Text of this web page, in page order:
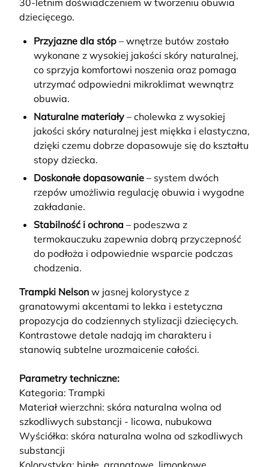
30-letnim doświadczeniem w tworzeniu obuwia
dziecięcego.
Przyjazne dla stóp – wnętrze butów zostało
wykonane z wysokiej jakości skóry naturalnej,
co sprzyja komfortowi noszenia oraz pomaga
utrzymać odpowiedni mikroklimat wewnątrz
obuwia.
Naturalne materiały – cholewka z wysokiej
jakości skóry naturalnej jest miękka i elastyczna,
dzięki czemu dobrze dopasowuje się do kształtu
stopy dziecka.
Doskonałe dopasowanie – system dwóch
rzepów umożliwia regulację obuwia i wygodne
zakładanie.
Stabilność i ochrona – podeszwa z
termokauczuku zapewnia dobrą przyczepność
do podłoża i odpowiednie wsparcie podczas
chodzenia.
Trampki Nelson w jasnej kolorystyce z
granatowymi akcentami to lekka i estetyczna
propozycja do codziennych stylizacji dziecięcych.
Kontrastowe detale nadają im charakteru i
stanowią subtelne urozmaicenie całości.
Parametry techniczne:
Kategoria: Trampki
Materiał wierzchni: skóra naturalna wolna od
szkodliwych substancji - licowa, nubukowa
Wyściółka: skóra naturalna wolna od szkodliwych
substancji